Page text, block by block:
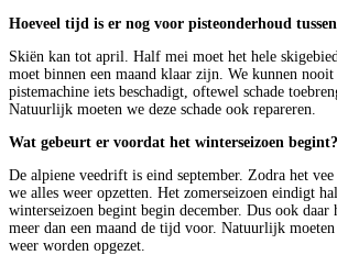
Hoeveel tijd is er nog voor pisteonderhoud
Skiën kan tot april. Half mei moet het hele
moet binnen een maand klaar zijn. We kunnen
pistemachine iets beschadigt, oftewel schade
Natuurlijk moeten we deze schade ook repareren.
Wat gebeurt er voordat het winterseizoen begint?
De alpiene veedrift is eind september. Zodra het
we alles weer opzetten. Het zomerseizoen eindigt
winterseizoen begint begin december. Dus ook daar
meer dan een maand de tijd voor. Natuurlijk moeten
weer worden opgezet.